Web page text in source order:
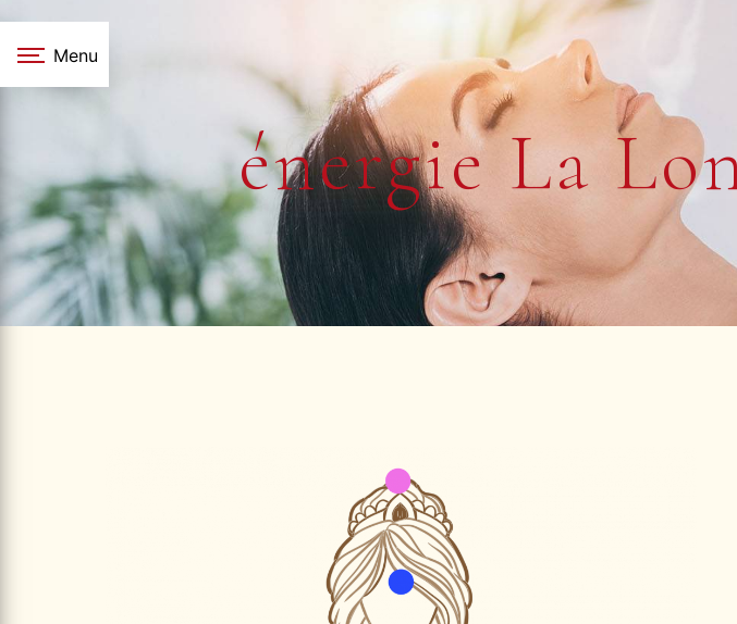
Menu
énergie La